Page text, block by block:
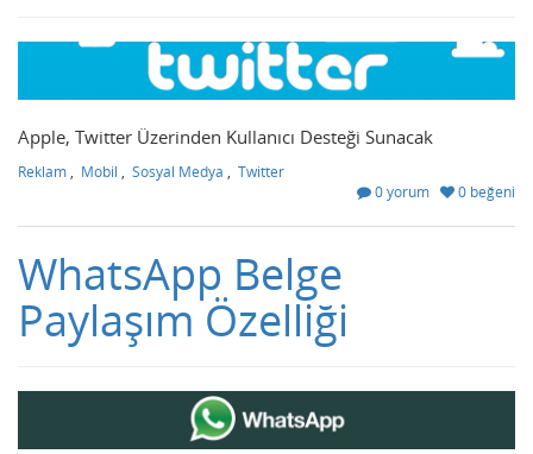
Apple, Twitter Üzerinden Kullanıcı Desteği Sunacak
Reklam Mobil Sosyal Medya
Twitter
0 yorum
0 beğeni
WhatsApp Belge
Paylaşım Özelliği